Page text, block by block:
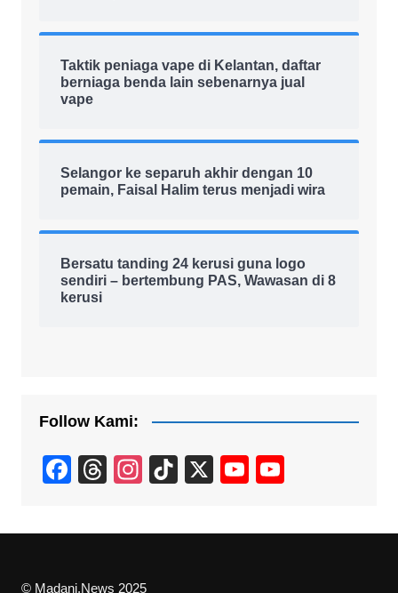
Taktik peniaga vape di Kelantan, daftar
berniaga benda lain sebenarnya jual
vape
Selangor ke separuh akhir dengan 10
pemain, Faisal Halim terus menjadi wira
Bersatu tanding 24 kerusi guna logo
sendiri – bertembung PAS, Wawasan di 8
kerusi
Follow Kami:
F
c
b
T
e
d
In
a
a
Ti
T
X
Y
u
u
© Madani.News 2025